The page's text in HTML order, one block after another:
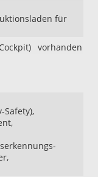
für
vorhanden
Safety),